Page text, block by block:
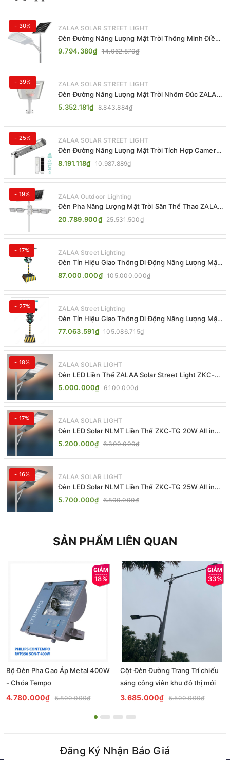
- 30% ZALAA SOLAR STREET LIGHT
Đèn Đường Năng Lượng Mặt Trời Thông Minh Điều
Khiển MPPT ZL-GMX01 ZALAA
9.794.380₫ 14.062.870₫
- 39% ZALAA SOLAR STREET LIGHT
Đèn Đường Năng Lượng Mặt Trời Nhôm Đúc ZALAA
ZL-BWH Cao Cấp IP65
5.352.181₫ 8.843.884₫
- 25% ZALAA SOLAR STREET LIGHT
Đèn Đường Năng Lượng Mặt Trời Tích Hợp Camera
ZALAA ZL-BJ04-CCTV (80W, IP65)
8.191.118₫ 10.987.889₫
- 19% ZALAA Outdoor Lighting
Đèn Pha Năng Lượng Mặt Trời Sân Thể Thao ZALAA
Jsc Chống Nước IP65 Cao Cấp
20.789.900₫ 25.531.500₫
- 17% ZALAA Street Lighting
Đèn Tín Hiệu Giao Thông Di Động Năng Lượng Mặt
Trời ZALAA ZL-300A-D
87.000.000₫ 105.000.000₫
- 27% ZALAA Street Lighting
Đèn Tín Hiệu Giao Thông Di Động Năng Lượng Mặt
Trời ZALAA ZL-409300C
77.063.591₫ 105.086.715₫
- 18% ZALAA SOLAR LIGHT
Đèn LED Liền Thể ZALAA Solar Street Light ZKC-
TG 20W 25W 30W All In One
5.000.000₫ 6.100.000₫
- 17% ZALAA SOLAR LIGHT
Đèn LED Solar NLMT Liền Thể ZKC-TG 20W All in
One | ZALAA Street Light
5.200.000₫ 6.300.000₫
- 16% ZALAA SOLAR LIGHT
Đèn LED Solar NLMT Liền Thể ZKC-TG 25W All in
One | ZALAA Street Light
5.700.000₫ 6.800.000₫
SẢN PHẨM LIÊN QUAN
18%
Bộ Đèn Pha Cao Áp Metal 400W
- Chóa Tempo
4.780.000₫ 5.800.000₫
33%
Cột Đèn Đường Trang Trí chiếu
sáng công viên khu đô thị mới
3.685.000₫ 5.500.000₫
Đăng Ký Nhận Báo Giá